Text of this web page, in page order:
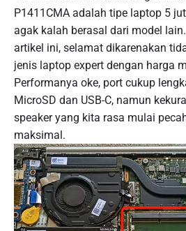
P1411CMA adalah tipe laptop 5
agak kalah berasal dari model
artikel ini, selamat dikarenakan
jenis laptop expert dengan harga
Performanya oke, port cukup
MicroSD dan USB-C, namun
speaker yang kita rasa mulai
maksimal.